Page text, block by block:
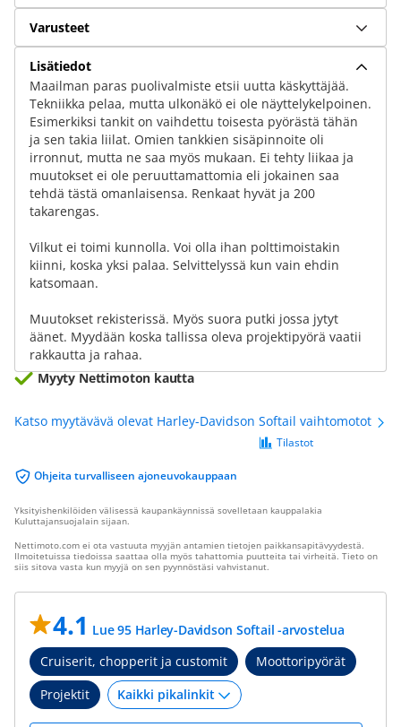
Varusteet
Lisätiedot
Maailman paras puolivalmiste etsii uutta käskyttäjää.
Tekniikka pelaa, mutta ulkonäkö ei ole näyttelykelpoinen.
Esimerkiksi tankit on vaihdettu toisesta pyörästä tähän
ja sen takia liilat. Omien tankkien sisäpinnoite oli
irronnut, mutta ne saa myös mukaan. Ei tehty liikaa ja
muutokset ei ole peruuttamattomia eli jokainen saa
tehdä tästä omanlaisensa. Renkaat hyvät ja 200
takarengas.
Vilkut ei toimi kunnolla. Voi olla ihan polttimoistakin
kiinni, koska yksi palaa. Selvittelyssä kun vain ehdin
katsomaan.
Muutokset rekisterissä. Myös suora putki jossa jytyt
äänet. Myydään koska tallissa oleva projektipyörä vaatii
rakkautta ja rahaa.
Myyty Nettimoton kautta
Katso myytävävä olevat Harley-Davidson Softail vaihtomotot
Ohjeita turvalliseen ajoneuvokauppaan
Tilastot
Yksityishenkilöiden välisessä kaupankäynnissä sovelletaan kauppalakia
Kuluttajansuojalain sijaan.
Nettimoto.com ei ota vastuuta myyjän antamien tietojen paikkansapitävyydestä.
Ilmoitetuissa tiedoissa saattaa olla myös tahattomia puutteita tai virheitä. Tieto on
siis sitova vasta kun myyjä on sen pyynnöstäsi vahvistanut.
4.1 Lue 95 Harley-Davidson Softail -arvostelua
Cruiserit, chopperit ja customit
Moottoripyörät
Projektit